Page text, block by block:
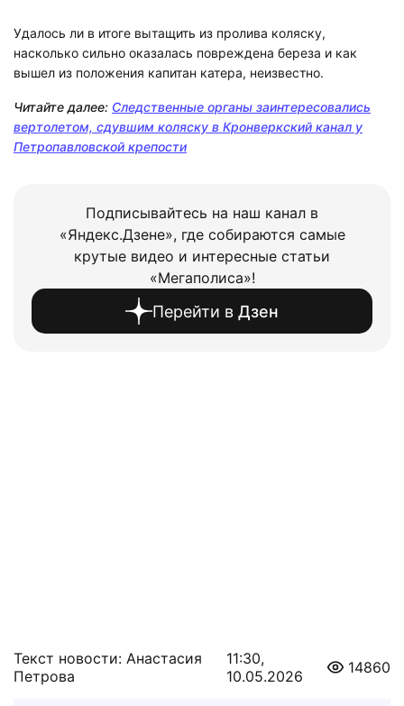
Удалось ли в итоге вытащить из пролива коляску,
насколько сильно оказалась повреждена береза и как
вышел из положения капитан катера, неизвестно.
Читайте далее: Следственные органы заинтересовались
вертолетом, сдувшим коляску в Кронверкский канал у
Петропавловской крепости
Подписывайтесь на наш канал в
«Яндекс.Дзене», где собираются самые
крутые видео и интересные статьи
«Мегаполиса»!
Перейти в Дзен
Текст новости: Анастасия
Петрова
11:30,
10.05.2026
14860